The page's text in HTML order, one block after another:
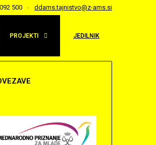
500 ddams.tajnistvo@z-ams.si
PROJEKTI JEDILNIK